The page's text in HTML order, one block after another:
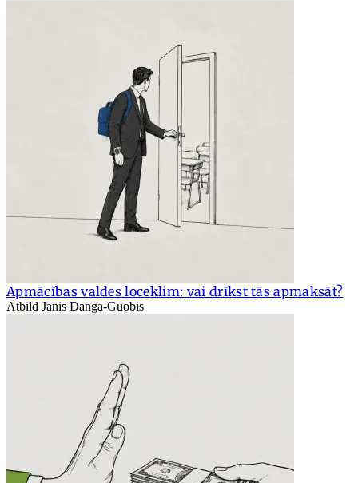
Apmācības valdes loceklim: vai drīkst tās apmaksāt?
Atbild Jānis Danga-Guobis